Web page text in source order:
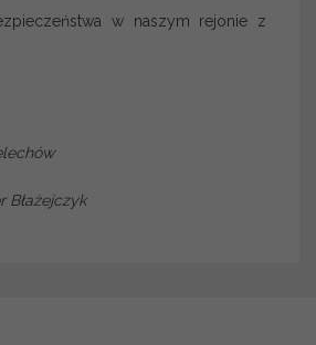
w naszym rejonie z
Błażejczyk